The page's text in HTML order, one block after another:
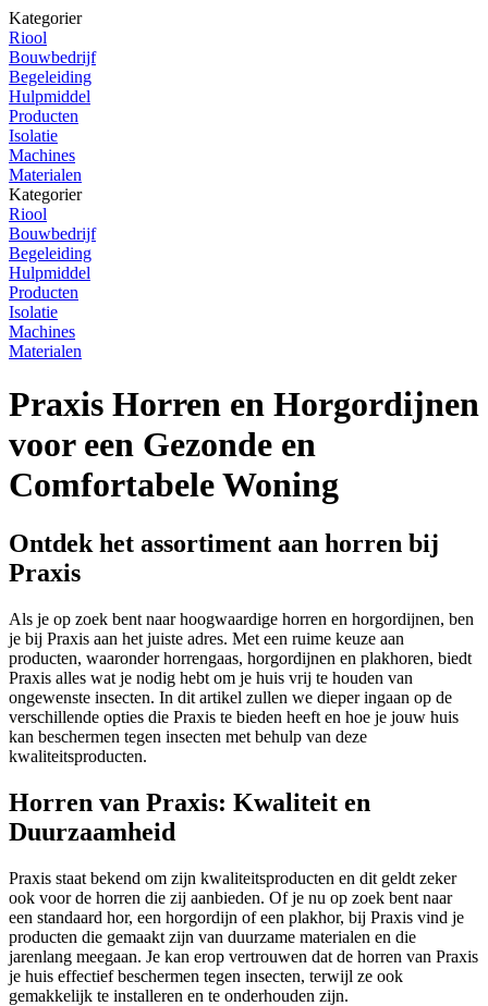
Kategorier
Riool
Bouwbedrijf
Begeleiding
Hulpmiddel
Producten
Isolatie
Machines
Materialen
Kategorier
Riool
Bouwbedrijf
Begeleiding
Hulpmiddel
Producten
Isolatie
Machines
Materialen
Praxis Horren en Horgordijnen
voor een Gezonde en
Comfortabele Woning
Ontdek het assortiment aan horren bij
Praxis
Als je op zoek bent naar hoogwaardige horren en horgordijnen, ben
je bij Praxis aan het juiste adres. Met een ruime keuze aan
producten, waaronder horrengaas, horgordijnen en plakhoren, biedt
Praxis alles wat je nodig hebt om je huis vrij te houden van
ongewenste insecten. In dit artikel zullen we dieper ingaan op de
verschillende opties die Praxis te bieden heeft en hoe je jouw huis
kan beschermen tegen insecten met behulp van deze
kwaliteitsproducten.
Horren van Praxis: Kwaliteit en
Duurzaamheid
Praxis staat bekend om zijn kwaliteitsproducten en dit geldt zeker
ook voor de horren die zij aanbieden. Of je nu op zoek bent naar
een standaard hor, een horgordijn of een plakhor, bij Praxis vind je
producten die gemaakt zijn van duurzame materialen en die
jarenlang meegaan. Je kan erop vertrouwen dat de horren van Praxis
je huis effectief beschermen tegen insecten, terwijl ze ook
gemakkelijk te installeren en te onderhouden zijn.